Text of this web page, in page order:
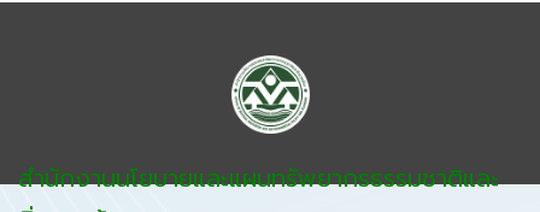
สำนักงานนโยบายและแผนทรัพยากรธรรมชาติและ